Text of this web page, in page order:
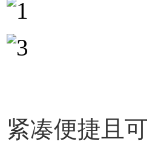
紧凑便捷且